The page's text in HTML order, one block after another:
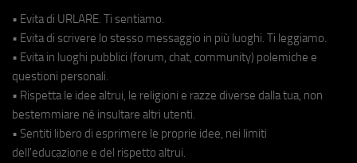
• Evita di URLARE. Ti sentiamo.
• Evita di scrivere lo stesso messaggio in più luoghi. Ti leggiamo.
• Evita in luoghi pubblici (forum, chat, community) polemiche e
questioni personali.
• Rispetta le idee altrui, le religioni e razze diverse dalla tua, non
bestemmiare né insultare altri utenti.
• Sentiti libero di esprimere le proprie idee, nei limiti
dell'educazione e del rispetto altrui.